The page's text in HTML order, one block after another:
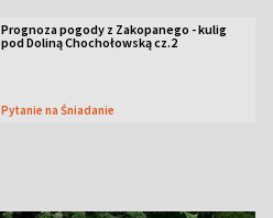
Prognoza pogody z Zakopanego - kulig
pod Doliną Chochołowską cz.2
Pytanie na Śniadanie